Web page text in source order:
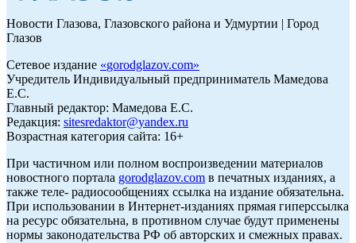
Новости Глазова, Глазовского района и Удмуртии | Город
Глазов
Сетевое издание «gorodglazov.com»
Учредитель Индивидуальный предприниматель Мамедова
Е.С.
Главный редактор: Мамедова Е.С.
Редакция: sitesredaktor@yandex.ru
Возрастная категория сайта: 16+
При частичном или полном воспроизведении материалов
новостного портала gorodglazov.com в печатных изданиях, а
также теле- радиосообщениях ссылка на издание обязательна.
При использовании в Интернет-изданиях прямая гиперссылка
на ресурс обязательна, в противном случае будут применены
нормы законодательства РФ об авторских и смежных правах.